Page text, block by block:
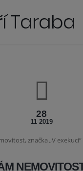
Taraba
28
11 2019